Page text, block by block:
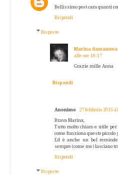
Bellissimo post cara quanti
Rispondi
Risposte
Marina
alle ore 18:17
Grazie mille Anna
Rispondi
Anonimo 27 febbraio 2015
Brava Marina,
Tutto molto chiaro e utile
come funziona questo piccolo
Ed è anche un bel
sempre (come me) lasciano
Rispondi
Risposte